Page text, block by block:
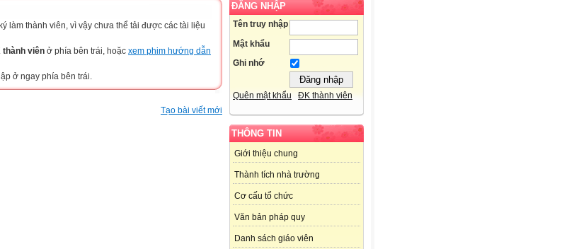
ĐĂNG NHẬP
Tên truy nhập
Mật khẩu
Ghi nhớ
Quên mật khẩu ĐK thành viên
THÔNG TIN
Giới thiệu chung
Thành tích nhà trường
Cơ cấu tổ chức
Văn bản pháp quy
Danh sách giáo viên
làm thành viên, vì vậy chưa thể tải được các tài liệu
thành viên ở phía bên trái, hoặc xem phim hướng dẫn
ở ngay phía bên trái.
Tạo bài viết mới